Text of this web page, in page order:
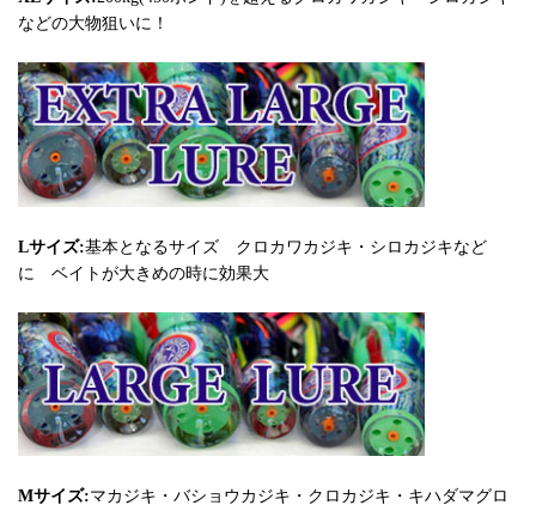
などの大物狙いに！
Lサイズ:基本となるサイズ クロカワカジキ・シロカジキなど
に ベイトが大きめの時に効果大
Mサイズ:マカジキ・バショウカジキ・クロカジキ・キハダマグロ